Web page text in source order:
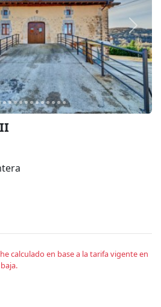
calculado en base a la tarifa vigente en